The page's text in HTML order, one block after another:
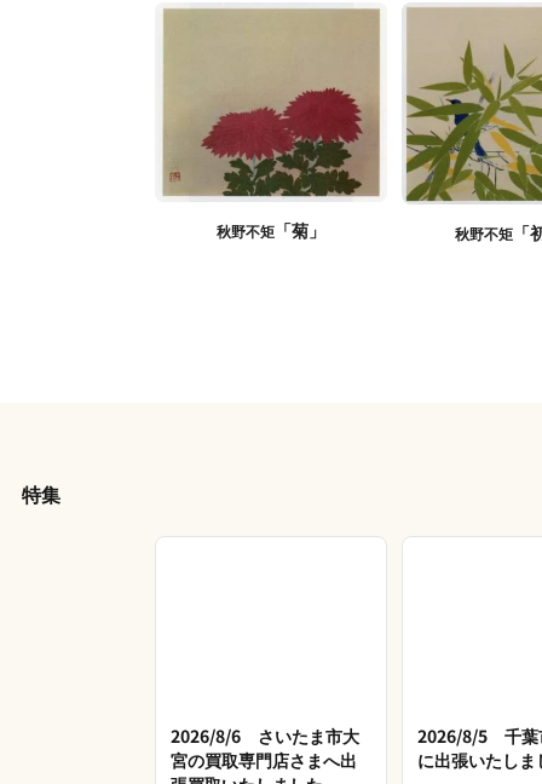
秋野不矩 「菊」 秋野不矩 「
特集
2026/8/6 さいたま市大
宮の買取専門店さまへ出
2026/8/5 千葉
に出張いたしま